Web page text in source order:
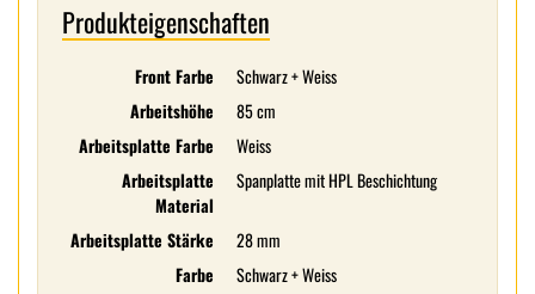
Produkteigenschaften
Front Farbe
Schwarz + Weiss
Arbeitshöhe
85 cm
Arbeitsplatte Farbe
Weiss
Arbeitsplatte
Material
Spanplatte mit HPL Beschichtung
Arbeitsplatte Stärke
28 mm
Farbe
Schwarz + Weiss